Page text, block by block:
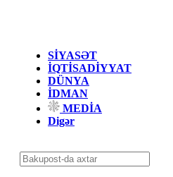
SİYASƏT
İQTİSADİYYAT
DÜNYA
İDMAN
MEDİA
Digər